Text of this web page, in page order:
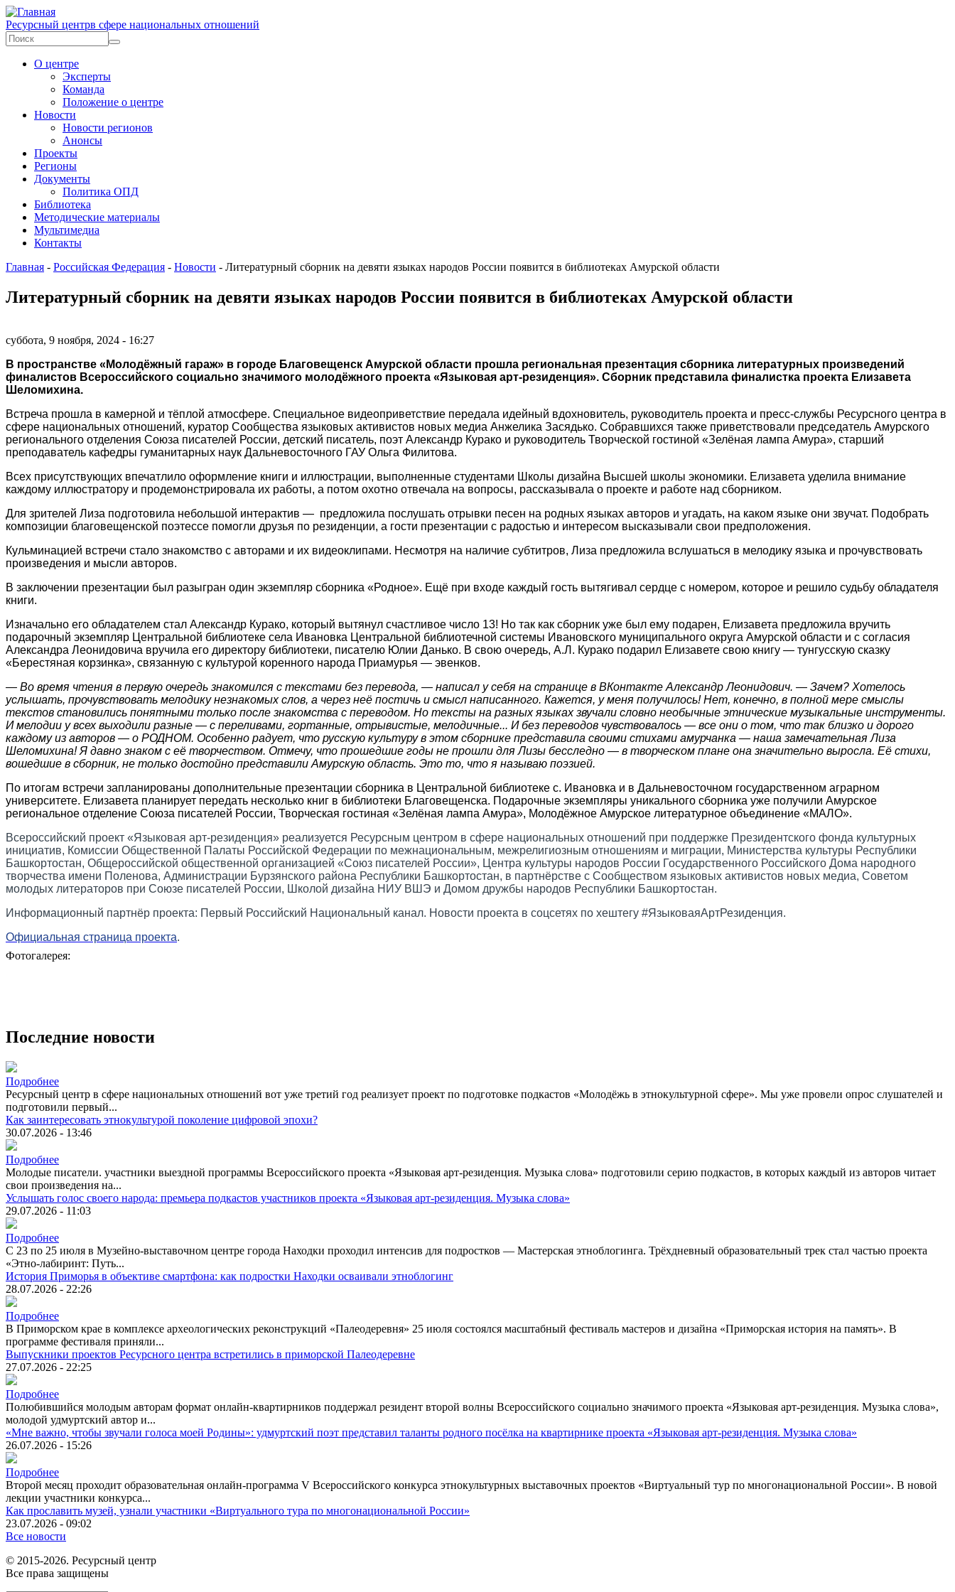
Перейти к основному содержанию
Ресурсный центрв сфере национальных отношений
О центре
Эксперты
Команда
Положение о центре
Новости
Новости регионов
Анонсы
Проекты
Регионы
Документы
Политика ОПД
Библиотека
Методические материалы
Мультимедиа
Контакты
Главная - Российская Федерация - Новости - Литературный сборник на девяти языках народов России появится в библиотеках Амурской области
Литературный сборник на девяти языках народов России появится в библиотеках Амурской области
суббота, 9 ноября, 2024 - 16:27
В пространстве «Молодёжный гараж» в городе Благовещенск Амурской области прошла региональная презентация сборника литературных произведений
финалистов Всероссийского социально значимого молодёжного проекта «Языковая арт-резиденция». Сборник представила финалистка проекта Елизавета
Шеломихина.
Встреча прошла в камерной и тёплой атмосфере. Специальное видеоприветствие передала идейный вдохновитель, руководитель проекта и пресс-службы Ресурсного центра в
сфере национальных отношений, куратор Сообщества языковых активистов новых медиа Анжелика Засядько. Собравшихся также приветствовали председатель Амурского
регионального отделения Союза писателей России, детский писатель, поэт Александр Курако и руководитель Творческой гостиной «Зелёная лампа Амура», старший
преподаватель кафедры гуманитарных наук Дальневосточного ГАУ Ольга Филитова.
Всех присутствующих впечатлило оформление книги и иллюстрации, выполненные студентами Школы дизайна Высшей школы экономики. Елизавета уделила внимание
каждому иллюстратору и продемонстрировала их работы, а потом охотно отвечала на вопросы, рассказывала о проекте и работе над сборником.
Для зрителей Лиза подготовила небольшой интерактив — предложила послушать отрывки песен на родных языках авторов и угадать, на каком языке они звучат. Подобрать
композиции благовещенской поэтессе помогли друзья по резиденции, а гости презентации с радостью и интересом высказывали свои предположения.
Кульминацией встречи стало знакомство с авторами и их видеоклипами. Несмотря на наличие субтитров, Лиза предложила вслушаться в мелодику языка и прочувствовать
произведения и мысли авторов.
В заключении презентации был разыгран один экземпляр сборника «Родное». Ещё при входе каждый гость вытягивал сердце с номером, которое и решило судьбу обладателя
книги.
Изначально его обладателем стал Александр Курако, который вытянул счастливое число 13! Но так как сборник уже был ему подарен, Елизавета предложила вручить
подарочный экземпляр Центральной библиотеке села Ивановка Центральной библиотечной системы Ивановского муниципального округа Амурской области и с согласия
Александра Леонидовича вручила его директору библиотеки, писателю Юлии Данько. В свою очередь, А.Л. Курако подарил Елизавете свою книгу — тунгусскую сказку
«Берестяная корзинка», связанную с культурой коренного народа Приамурья — эвенков.
― Во время чтения в первую очередь знакомился с текстами без перевода, ― написал у себя на странице в ВКонтакте Александр Леонидович. ― Зачем? Хотелось
услышать, прочувствовать мелодику незнакомых слов, а через неё постичь и смысл написанного. Кажется, у меня получилось! Нет, конечно, в полной мере смыслы
текстов становились понятными только после знакомства с переводом. Но тексты на разных языках звучали словно необычные этнические музыкальные инструменты.
И мелодии у всех выходили разные ― с переливами, гортанные, отрывистые, мелодичные... И без переводов чувствовалось ― все они о том, что так близко и дорого
каждому из авторов ― о РОДНОМ. Особенно радует, что русскую культуру в этом сборнике представила своими стихами амурчанка ― наша замечательная Лиза
Шеломихина! Я давно знаком с её творчеством. Отмечу, что прошедшие годы не прошли для Лизы бесследно ― в творческом плане она значительно выросла. Её стихи,
вошедшие в сборник, не только достойно представили Амурскую область. Это то, что я называю поэзией.
По итогам встречи запланированы дополнительные презентации сборника в Центральной библиотеке с. Ивановка и в Дальневосточном государственном аграрном
университете. Елизавета планирует передать несколько книг в библиотеки Благовещенска. Подарочные экземпляры уникального сборника уже получили Амурское
региональное отделение Союза писателей России, Творческая гостиная «Зелёная лампа Амура», Молодëжное Амурское литературное объединение «МАЛО».
Всероссийский проект «Языковая арт-резиденция» реализуется Ресурсным центром в сфере национальных отношений при поддержке Президентского фонда культурных
инициатив, Комиссии Общественной Палаты Российской Федерации по межнациональным, межрелигиозным отношениям и миграции, Министерства культуры Республики
Башкортостан, Общероссийской общественной организацией «Союз писателей России», Центра культуры народов России Государственного Российского Дома народного
творчества имени Поленова, Администрации Бурзянского района Республики Башкортостан, в партнёрстве с Сообществом языковых активистов новых медиа, Советом
молодых литераторов при Союзе писателей России, Школой дизайна НИУ ВШЭ и Домом дружбы народов Республики Башкортостан.
Информационный партнёр проекта: Первый Российский Национальный канал. Новости проекта в соцсетях по хештегу #ЯзыковаяАртРезиденция.
Официальная страница проекта.
Фотогалерея:
Последние новости
Подробнее
Ресурсный центр в сфере национальных отношений вот уже третий год реализует проект по подготовке подкастов «Молодёжь в этнокультурной сфере». Мы уже провели опрос слушателей и
подготовили первый...
Как заинтересовать этнокультурой поколение цифровой эпохи?
30.07.2026 - 13:46
Подробнее
Молодые писатели. участники выездной программы Всероссийского проекта «Языковая арт-резиденция. Музыка слова» подготовили серию подкастов, в которых каждый из авторов читает
свои произведения на...
Услышать голос своего народа: премьера подкастов участников проекта «Языковая арт-резиденция. Музыка слова»
29.07.2026 - 11:03
Подробнее
С 23 по 25 июля в Музейно-выставочном центре города Находки проходил интенсив для подростков — Мастерская этноблогинга. Трёхдневный образовательный трек стал частью проекта
«Этно-лабиринт: Путь...
История Приморья в объективе смартфона: как подростки Находки осваивали этноблогинг
28.07.2026 - 22:26
Подробнее
В Приморском крае в комплексе археологических реконструкций «Палеодеревня» 25 июля состоялся масштабный фестиваль мастеров и дизайна «Приморская история на память». В
программе фестиваля приняли...
Выпускники проектов Ресурсного центра встретились в приморской Палеодеревне
27.07.2026 - 22:25
Подробнее
Полюбившийся молодым авторам формат онлайн-квартирников поддержал резидент второй волны Всероссийского социально значимого проекта «Языковая арт-резиденция. Музыка слова»,
молодой удмуртский автор и...
«Мне важно, чтобы звучали голоса моей Родины»: удмуртский поэт представил таланты родного посёлка на квартирнике проекта «Языковая арт-резиденция. Музыка слова»
26.07.2026 - 15:26
Подробнее
Второй месяц проходит образовательная онлайн-программа V Всероссийского конкурса этнокультурных выставочных проектов «Виртуальный тур по многонациональной России». В новой
лекции участники конкурса...
Как прославить музей, узнали участники «Виртуального тура по многонациональной России»
23.07.2026 - 09:02
Все новости
© 2015-2026. Ресурсный центр
Все права защищены